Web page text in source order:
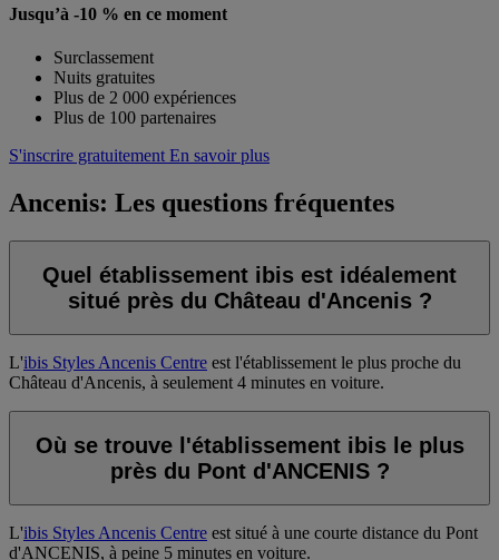
Jusqu’à -10 % en ce moment
Surclassement
Nuits gratuites
Plus de 2 000 expériences
Plus de 100 partenaires
S'inscrire gratuitement En savoir plus
Ancenis: Les questions fréquentes
Quel établissement ibis est idéalement
situé près du Château d'Ancenis ?
L'ibis Styles Ancenis Centre est l'établissement le plus proche du
Château d'Ancenis, à seulement 4 minutes en voiture.
Où se trouve l'établissement ibis le plus
près du Pont d'ANCENIS ?
L'ibis Styles Ancenis Centre est situé à une courte distance du Pont
d'ANCENIS, à peine 5 minutes en voiture.